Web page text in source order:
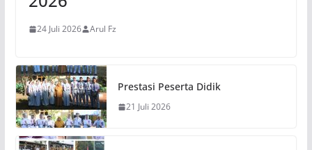
24 Juli 2026 Arul Fz
Prestasi Peserta Didik
21 Juli 2026